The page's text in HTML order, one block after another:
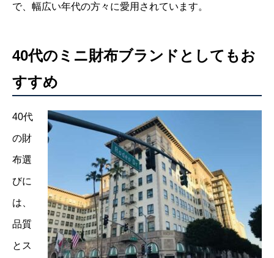
で、幅広い年代の方々に愛用されています。
40代のミニ財布ブランドとしてもお
すすめ
40代
の財
布選
びに
は、
品質
とス